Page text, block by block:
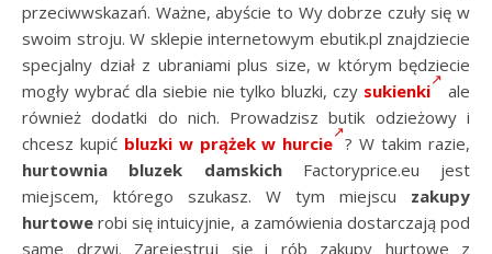
przeciwwskazań. Ważne, abyście to Wy dobrze czuły się w
swoim stroju. W sklepie internetowym ebutik.pl znajdziecie
specjalny dział z ubraniami plus size, w którym będziecie
mogły wybrać dla siebie nie tylko bluzki, czy sukienki
ale
również dodatki do nich. Prowadzisz butik odzieżowy i
chcesz kupić bluzki w prążek w hurcie ? W takim razie,
hurtownia bluzek damskichFactoryprice.eu jest
miejscem, którego szukasz. W tym miejscu zakupy
hurtowe robi się intuicyjnie, a zamówienia dostarczają pod
same drzwi. Zarejestruj się i rób zakupy hurtowe z